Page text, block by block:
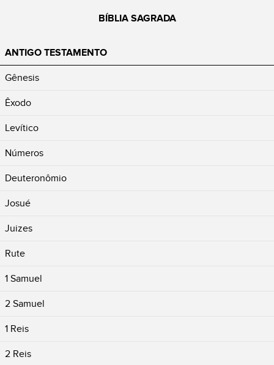
BÍBLIA SAGRADA
ANTIGO TESTAMENTO
Gênesis
Êxodo
Levítico
Números
Deuteronômio
Josué
Juizes
Rute
1 Samuel
2 Samuel
1 Reis
2 Reis